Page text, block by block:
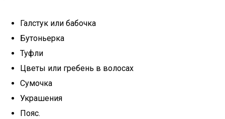
Галстук или бабочка
Бутоньерка
Туфли
Цветы или гребень в волосах
Сумочка
Украшения
Пояс.